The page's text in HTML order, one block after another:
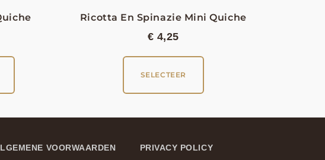
Ricotta En Spinazie Mini Quiche
€ 4,25
SELECTEER
VOORWAARDEN PRIVACY POLICY